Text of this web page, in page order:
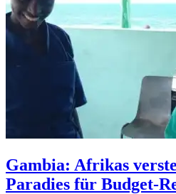
Gambia: Afrikas
Paradies für Budget-